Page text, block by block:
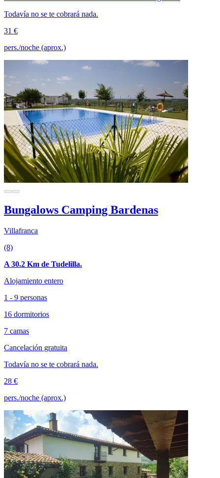
Todavía no se te cobrará nada.
31 €
pers./noche (aprox.)
Bungalows Camping Bardenas
Villafranca
(8)
A 30.2 Km de Tudelilla.
Alojamiento entero
1 - 9 personas
16 dormitorios
7 camas
Cancelación gratuita
Todavía no se te cobrará nada.
28 €
pers./noche (aprox.)